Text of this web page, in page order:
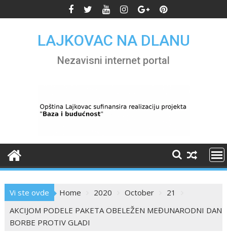
to
LAJKOVAC NA DLANU
Nezavisni internet portal
Vi ste ovde Home 2020 October
21
AKCIJOM PODELE PAKETA OBELEŽEN MEĐUNARODNI DAN
BORBE PROTIV GLADI